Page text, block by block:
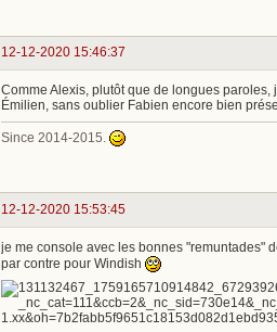
12-12-2020 15:46:37
Comme Alexis, plutôt que de longues
Émilien, sans oublier Fabien encore bien
Since 2014-2015.
12-12-2020 15:53:45
je me console avec les bonnes "remuntades"
par contre pour Windish